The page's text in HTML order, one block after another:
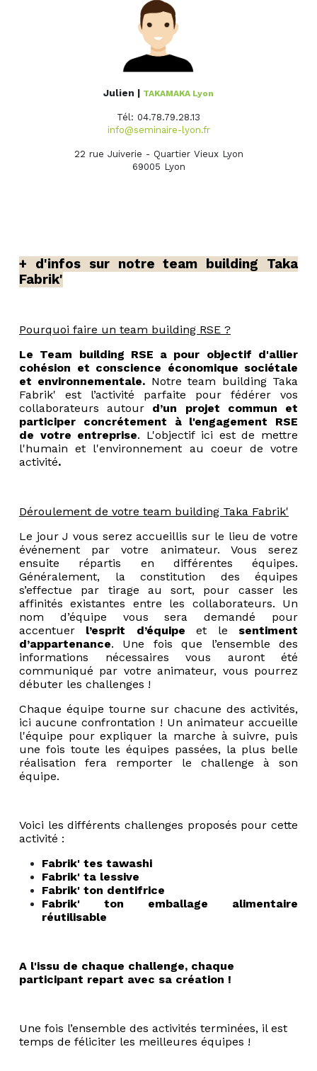
Julien | TAKAMAKA Lyon
Tél: 04.78.79.28.13
info@seminaire-lyon.fr
22 rue Juiverie - Quartier Vieux Lyon
69005 Lyon
+ d'infos sur notre team building Taka
Fabrik'
Pourquoi faire un team building RSE ?
Le Team building RSE a pour objectif d'allier
cohésion et conscience économique sociétale
et environnementale. Notre team building Taka
Fabrik' est l’activité parfaite pour
fédérer vos
collaborateurs autour d’un projet commun et
participer concrétement à l'engagement RSE
de votre entreprise. L'objectif ici est de mettre
l'humain et l'environnement au coeur de votre
activité.
Déroulement de votre team building Taka Fabrik'
Le jour J vous serez accueillis sur le lieu de votre
événement par votre animateur. Vous serez
ensuite répartis en différentes équipes.
Généralement, la constitution des équipes
s’effectue par tirage au sort, pour casser les
affinités existantes entre les collaborateurs. Un
nom d’équipe vous sera demandé pour
accentuer l’esprit d’équipe et le sentiment
d’appartenance. Une fois que l’ensemble des
informations nécessaires vous auront été
communiqué par votre animateur, vous pourrez
débuter les challenges !
Chaque équipe tourne sur chacune des activités,
ici aucune confrontation ! Un animateur accueille
l'équipe pour expliquer la marche à suivre, puis
une fois toute les équipes passées, la plus belle
réalisation fera remporter le challenge à son
équipe.
Voici les différents challenges proposés pour cette
activité :
Fabrik' tes tawashi
Fabrik' ta lessive
Fabrik' ton dentifrice
Fabrik' ton emballage alimentaire
réutilisable
A l'issu de chaque challenge, chaque
participant repart avec sa création !
Une fois l’ensemble des activités terminées, il est
temps de féliciter les meilleures équipes !